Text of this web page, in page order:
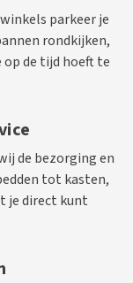
parkeer je
rondkijken,
op de tijd hoeft te
de bezorging en
tot kasten,
je direct kunt